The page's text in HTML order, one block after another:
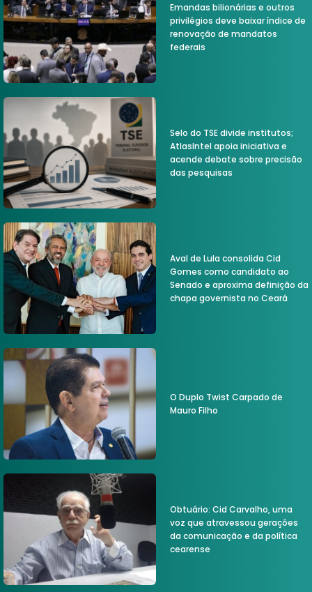
Emandas bilionárias e outros
privilégios deve baixar índice de
renovação de mandatos
federais
Selo do TSE divide institutos;
AtlasIntel apoia iniciativa e
acende debate sobre precisão
das pesquisas
Aval de Lula consolida Cid
Gomes como candidato ao
Senado e aproxima definição da
chapa governista no Ceará
O Duplo Twist Carpado de
Mauro Filho
Obtuário: Cid Carvalho, uma
voz que atravessou gerações
da comunicação e da política
cearense